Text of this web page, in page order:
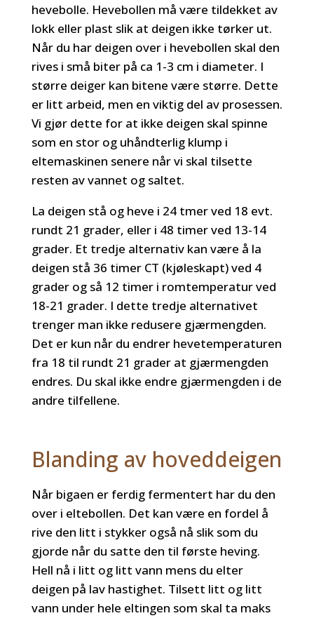
hevebolle. Hevebollen må være tildekket av
lokk eller plast slik at deigen ikke tørker ut.
Når du har deigen over i hevebollen skal den
rives i små biter på ca 1-3 cm i diameter. I
større deiger kan bitene være større. Dette
er litt arbeid, men en viktig del av prosessen.
Vi gjør dette for at ikke deigen skal spinne
som en stor og uhåndterlig klump i
eltemaskinen senere når vi skal tilsette
resten av vannet og saltet.
La deigen stå og heve i 24 tmer ved 18 evt.
rundt 21 grader, eller i 48 timer ved 13-14
grader. Et tredje alternativ kan være å la
deigen stå 36 timer CT (kjøleskapt) ved 4
grader og så 12 timer i romtemperatur ved
18-21 grader. I dette tredje alternativet
trenger man ikke redusere gjærmengden.
Det er kun når du endrer hevetemperaturen
fra 18 til rundt 21 grader at gjærmengden
endres. Du skal ikke endre gjærmengden i de
andre tilfellene.
Blanding av hoveddeigen
Når bigaen er ferdig fermentert har du den
over i eltebollen. Det kan være en fordel å
rive den litt i stykker også nå slik som du
gjorde når du satte den til første heving.
Hell nå i litt og litt vann mens du elter
deigen på lav hastighet. Tilsett litt og litt
vann under hele eltingen som skal ta maks